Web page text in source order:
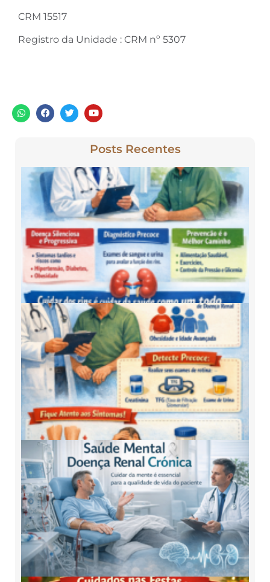
CRM 15517
Registro da Unidade : CRM nº 5307
Posts Recentes